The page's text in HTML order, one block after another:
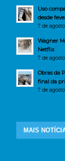
Uso
desde
7 de
Wagner
Netflix
7 de
Obras da
final da
7 de
MAIS